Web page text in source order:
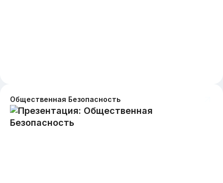
Общественная Безопасность